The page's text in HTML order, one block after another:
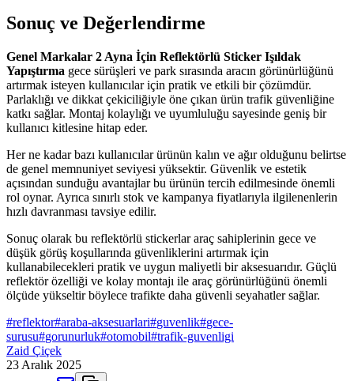
Sonuç ve Değerlendirme
Genel Markalar 2 Ayna İçin Reflektörlü Sticker Işıldak
Yapıştırma gece sürüşleri ve park sırasında aracın görünürlüğünü
artırmak isteyen kullanıcılar için pratik ve etkili bir çözümdür.
Parlaklığı ve dikkat çekiciliğiyle öne çıkan ürün trafik güvenliğine
katkı sağlar. Montaj kolaylığı ve uyumluluğu sayesinde geniş bir
kullanıcı kitlesine hitap eder.
Her ne kadar bazı kullanıcılar ürünün kalın ve ağır olduğunu belirtse
de genel memnuniyet seviyesi yüksektir. Güvenlik ve estetik
açısından sunduğu avantajlar bu ürünün tercih edilmesinde önemli
rol oynar. Ayrıca sınırlı stok ve kampanya fiyatlarıyla ilgilenenlerin
hızlı davranması tavsiye edilir.
Sonuç olarak bu reflektörlü stickerlar araç sahiplerinin gece ve
düşük görüş koşullarında güvenliklerini artırmak için
kullanabilecekleri pratik ve uygun maliyetli bir aksesuarıdır. Güçlü
reflektör özelliği ve kolay montajı ile araç görünürlüğünü önemli
ölçüde yükseltir böylece trafikte daha güvenli seyahatler sağlar.
#reflektor#araba-aksesuarlari#guvenlik#gece-
surusu#gorunurluk#otomobil#trafik-guvenligi
Zaid Çiçek
23 Aralık 2025